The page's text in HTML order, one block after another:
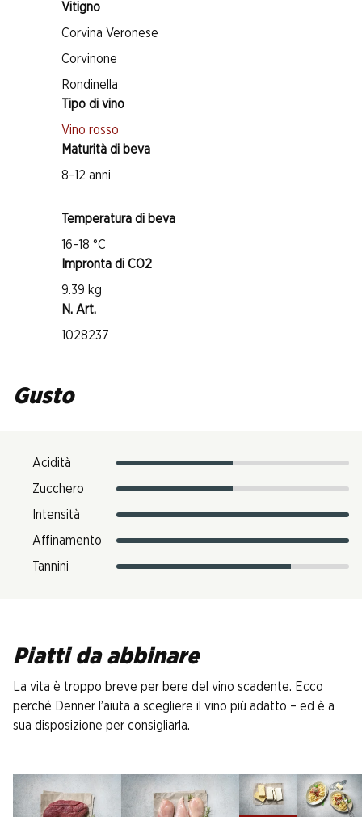
Vitigno
Corvina Veronese
Corvinone
Rondinella
Tipo di vino
Vino rosso
Maturità di beva
8–12 anni
Temperatura di beva
16–18 °C
Impronta di CO2
9.39 kg
N. Art.
1028237
Gusto
Acidità
Zucchero
Intensità
Affinamento
Tannini
Piatti da abbinare
La vita è troppo breve per bere del vino scadente. Ecco
perché Denner l’aiuta a scegliere il vino più adatto – ed è a
sua disposizione per consigliarla.